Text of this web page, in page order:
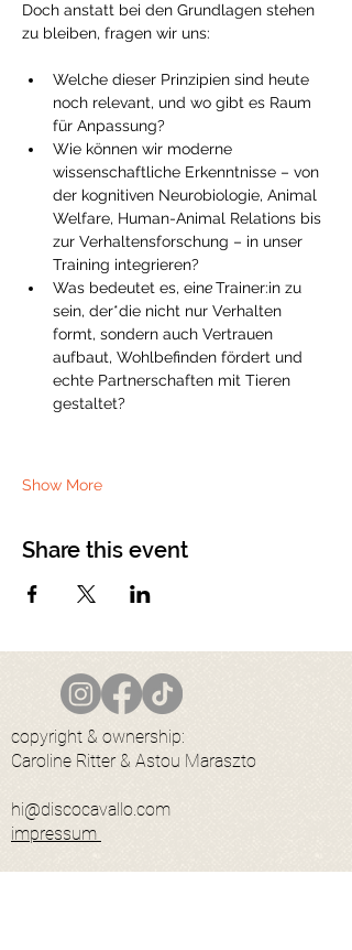
Doch anstatt bei den Grundlagen stehen
zu bleiben, fragen wir uns:
Welche dieser Prinzipien sind heute
noch relevant, und wo gibt es Raum
für Anpassung?
Wie können wir moderne
wissenschaftliche Erkenntnisse – von
der kognitiven Neurobiologie, Animal
Welfare, Human-Animal Relations bis
zur Verhaltensforschung – in unser
Training integrieren?
Was bedeutet es, eine Trainer:in zu
sein, der*die nicht nur Verhalten
formt, sondern auch Vertrauen
aufbaut, Wohlbefinden fördert und
echte Partnerschaften mit Tieren
gestaltet?
Show More
Share this event
copyright & ownership:
Caroline Ritter & Astou Maraszto
hi@discocavallo.com
impressum